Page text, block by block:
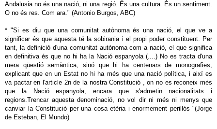
Andalusia no és una nació, ni una regió. És una cultura. És un sentiment.
O no és res. Com ara." (Antonio Burgos, ABC)
* "Si es diu que una comunitat autònoma és una nació, el que ve a
significar és que aquesta té la sobirania i el propi poder constituent. Per
tant, la definició d'una comunitat autònoma com a nació, el que significa
en definitiva és que no hi ha la Nació espanyola (....) No es tracta d'una
mera qüestió semàntica, sinó que hi ha centenars de monografies,
explicant que en un Estat no hi ha més que una nació política, i així es
va pactar en l'article 2n de la nostra Constitució , on no es reconeix més
que la Nació espanyola, encara que s'admetin nacionalitats i
regions.Trencar aquesta denominació, no vol dir ni més ni menys que
canviar la Constitució per una cosa etèria i enormement perillós "(Jorge
de Esteban, El Mundo)